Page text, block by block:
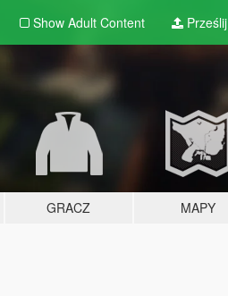
Show Adult Content Prześlij
GRACZ MAPY